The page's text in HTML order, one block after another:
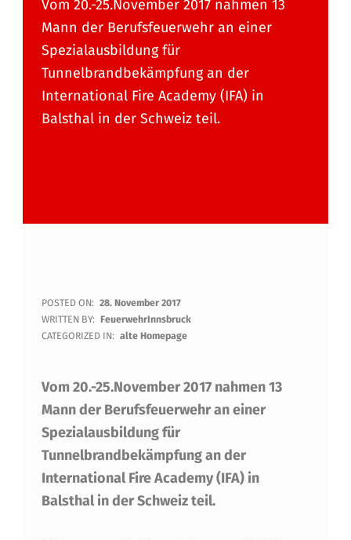
Vom 20.-25.November 2017 nahmen 13
Mann der Berufsfeuerwehr an einer
Spezialausbildung für
Tunnelbrandbekämpfung an der
International Fire Academy (IFA) in
Balsthal in der Schweiz teil.
B
F
U
F
S
P
E
POSTED ON: 28. November 2017
WRITTEN BY: FeuerwehrInnsbruck
CATEGORIZED IN: alte Homepage
Vom 20.-25.November 2017 nahmen 13
Mann der Berufsfeuerwehr an einer
Spezialausbildung für
Tunnelbrandbekämpfung an der
International Fire Academy (IFA) in
Balsthal in der Schweiz teil.